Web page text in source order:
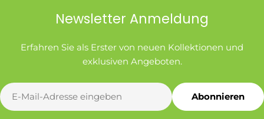
Newsletter Anmeldung
Erfahren Sie als Erster von neuen Kollektionen und
exklusiven Angeboten.
E-
Mail
Abonnieren